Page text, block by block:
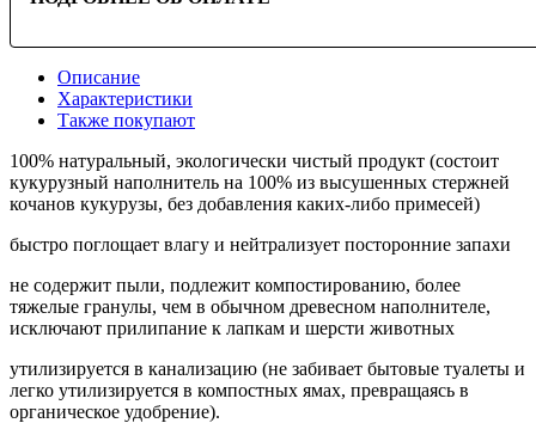
Описание
Характеристики
Также покупают
100% натуральный, экологически чистый продукт (состоит
кукурузный наполнитель на 100% из высушенных стержней
кочанов кукурузы, без добавления каких-либо примесей)
быстро поглощает влагу и нейтрализует посторонние запахи
не содержит пыли, подлежит компостированию, более
тяжелые гранулы, чем в обычном древесном наполнителе,
исключают прилипание к лапкам и шерсти животных
утилизируется в канализацию (не забивает бытовые туалеты и
легко утилизируется в компостных ямах, превращаясь в
органическое удобрение).